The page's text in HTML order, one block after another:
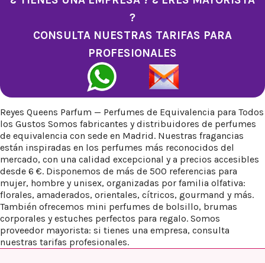
?
CONSULTA NUESTRAS TARIFAS PARA
PROFESIONALES
Reyes Queens Parfum — Perfumes de Equivalencia para Todos
los Gustos Somos fabricantes y distribuidores de perfumes
de equivalencia con sede en Madrid. Nuestras fragancias
están inspiradas en los perfumes más reconocidos del
mercado, con una calidad excepcional y a precios accesibles
desde 6 €. Disponemos de más de 500 referencias para
mujer, hombre y unisex, organizadas por familia olfativa:
florales, amaderados, orientales, cítricos, gourmand y más.
También ofrecemos mini perfumes de bolsillo, brumas
corporales y estuches perfectos para regalo. Somos
proveedor mayorista: si tienes una empresa, consulta
nuestras tarifas profesionales.